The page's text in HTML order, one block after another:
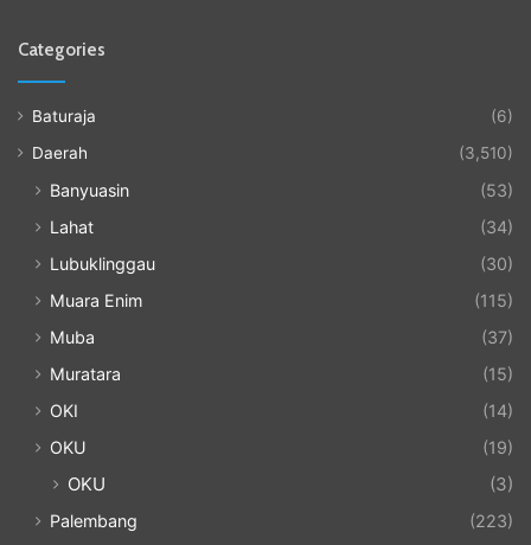
Categories
Baturaja
(6)
Daerah
(3,510)
Banyuasin
(53)
Lahat
(34)
Lubuklinggau
(30)
Muara Enim
(115)
Muba
(37)
Muratara
(15)
OKI
(14)
OKU
(19)
OKU (3)
Palembang
(223)